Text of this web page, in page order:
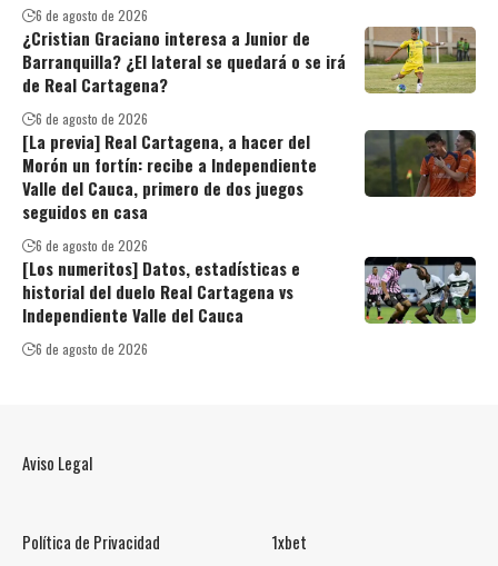
6 de agosto de 2026
¿Cristian Graciano interesa a Junior de
Barranquilla? ¿El lateral se quedará o se irá
de Real Cartagena?
6 de agosto de 2026
[La previa] Real Cartagena, a hacer del
Morón un fortín: recibe a Independiente
Valle del Cauca, primero de dos juegos
seguidos en casa
6 de agosto de 2026
[Los numeritos] Datos, estadísticas e
historial del duelo Real Cartagena vs
Independiente Valle del Cauca
6 de agosto de 2026
Aviso Legal
Política de Privacidad 1xbet